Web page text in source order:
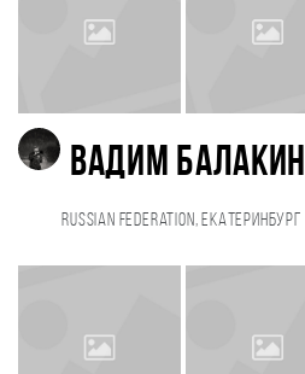
Вадим Балакин
Russian Federation, Екатеринбург